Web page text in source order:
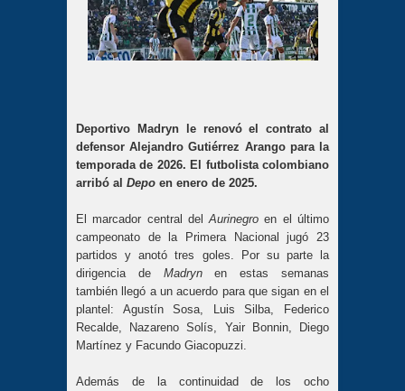
Deportivo Madryn le renovó el contrato al
defensor Alejandro Gutiérrez Arango para la
temporada de 2026. El futbolista colombiano
arribó al Depo en enero de 2025.
El marcador central delAurinegro en el último
campeonato de la Primera Nacional jugó 23
partidos y anotó tres goles. Por su parte la
dirigencia de Madrynen estas semanas
también llegó a un acuerdo para que sigan en el
plantel: Agustín Sosa, Luis Silba, Federico
Recalde, Nazareno Solís, Yair Bonnin, Diego
Martínez y Facundo Giacopuzzi.
Además de la continuidad de los ocho